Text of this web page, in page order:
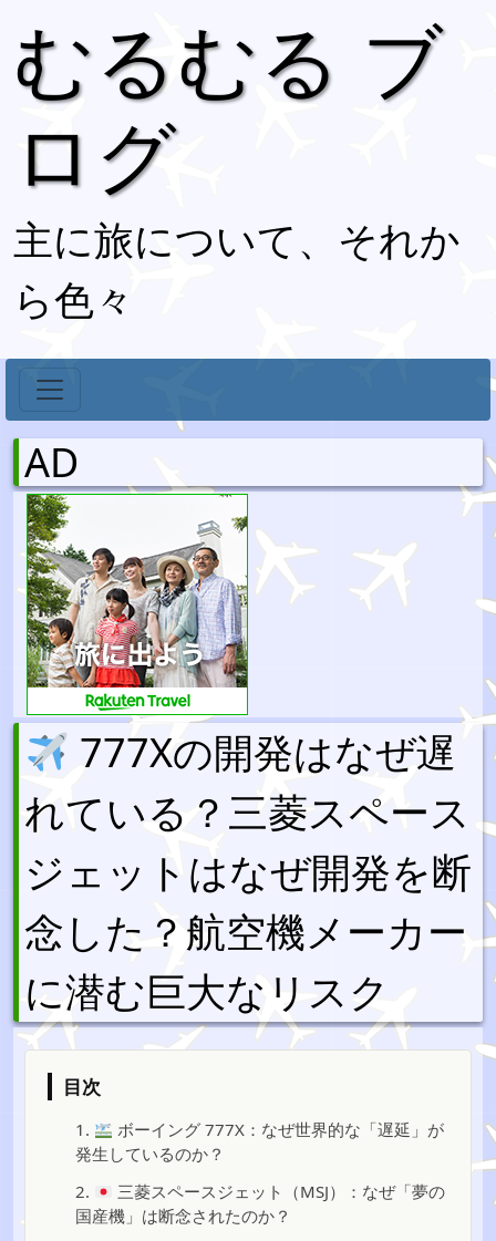
むるむる ブ
ログ
主に旅について、それか
ら色々
AD
777Xの開発はなぜ遅
れている？三菱スペース
ジェットはなぜ開発を断
念した？航空機メーカー
に潜む巨大なリスク
目次
1.
ボーイング 777X：なぜ世界的な「遅延」が
発生しているのか？
2.
三菱スペースジェット（MSJ）：なぜ「夢の
国産機」は断念されたのか？